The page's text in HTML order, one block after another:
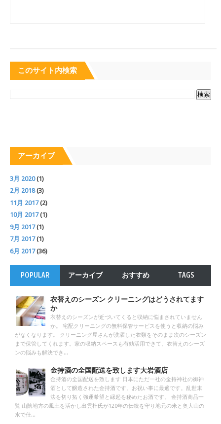
このサイト内検索
アーカイブ
3月 2020(1)
2月 2018(3)
11月 2017(2)
10月 2017(1)
9月 2017(1)
7月 2017(1)
6月 2017(36)
POPULAR アーカイブ おすすめ TAGS
衣替えのシーズン クリーニングはどうされてます
か
衣替えのシーズンが近づいてくると収納に悩まされていません
か。 宅配クリーニングの無料保管サービスを使うと収納の悩み
がなくなります。 クリーニング屋さんが洗濯した衣類をそのまま次のシーズン
まで保管してくれます。家の収納スペースも有効活用できて、衣替えのシーズ
ンの悩みも解決でき...
金持酒の全国配送を致します大岩酒店
金持酒の全国配送を致します 日本にただ一社の金持神社の御神
酒として醸造された金持酒です。お祝い事に最適です。乱世末
法を切り拓く強運希望と縁起を秘めたお酒です。 金持酒商品一
覧 山陰地方の風土を活かし出雲杜氏が120年の伝統を守り地元の米と奥大山の
水で仕...